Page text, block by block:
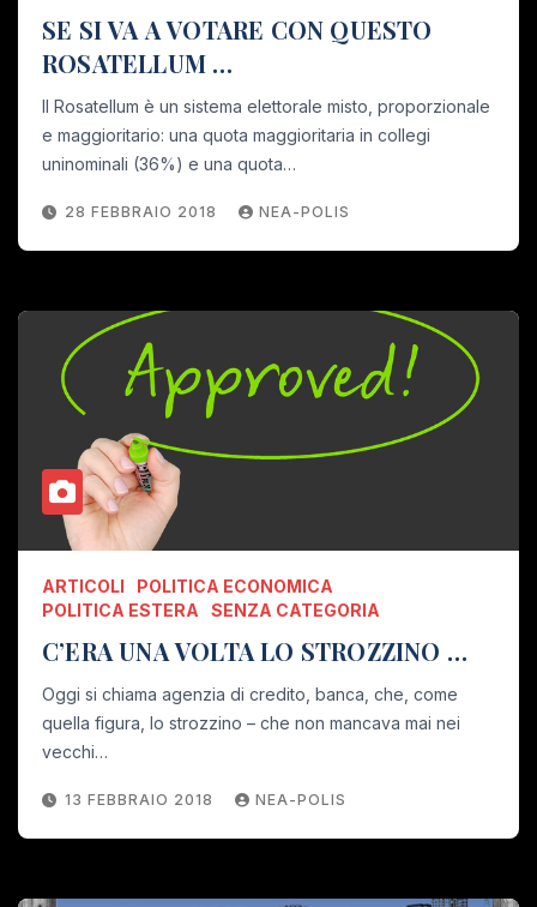
SE SI VA A VOTARE CON QUESTO
ROSATELLUM …
Il Rosatellum è un sistema elettorale misto, proporzionale
e maggioritario: una quota maggioritaria in collegi
uninominali (36%) e una quota…
28 FEBBRAIO 2018 NEA-POLIS
ARTICOLI
POLITICA ECONOMICA
POLITICA ESTERA
SENZA CATEGORIA
C’ERA UNA VOLTA LO STROZZINO …
Oggi si chiama agenzia di credito, banca, che, come
quella figura, lo strozzino – che non mancava mai nei
vecchi…
13 FEBBRAIO 2018 NEA-POLIS